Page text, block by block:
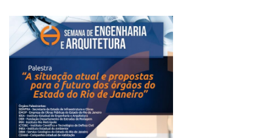
ENGENHARIA
E
ARQUITETURA
2019,
09/12:
“ECOLOGIA
URBANA,
SUSTENTABILIDADE,
ARQUITETURA
E